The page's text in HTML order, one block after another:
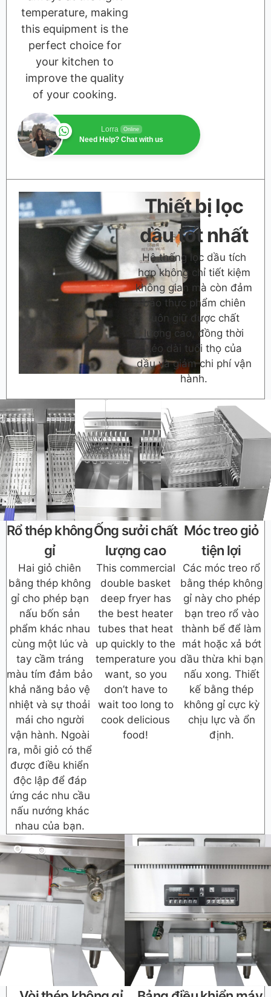
temperature, making
this equipment is the
perfect choice for
your kitchen to
improve the quality
of your cooking.
Lorra Online
Need Help? Chat with us
Thiết bị lọc
dầu tốt nhất
Hệ thống lọc dầu tích
hợp không chỉ tiết kiệm
không gian mà còn đảm
bảo thực phẩm chiên
luôn giữ được chất
lượng cao, đồng thời
kéo dài tuổi thọ của
dầu và giảm chi phí vận
hành.
Rổ thép không
gỉ
Hai giỏ chiên
bằng thép không
gỉ cho phép bạn
nấu bốn sản
phẩm khác nhau
cùng một lúc và
tay cầm tráng
màu tím đảm bảo
khả năng bảo vệ
nhiệt và sự thoải
mái cho người
vận hành. Ngoài
ra, mỗi giỏ có thể
được điều khiển
độc lập để đáp
ứng các nhu cầu
nấu nướng khác
nhau của bạn.
Ống sưởi chất
lượng cao
This commercial
double basket
deep fryer has
the best heater
tubes that heat
up quickly to the
temperature you
want, so you
don’t have to
wait too long to
cook delicious
food!
Móc treo giỏ
tiện lợi
Các móc treo rổ
bằng thép không
gỉ này cho phép
bạn treo rổ vào
thành bể để làm
mát hoặc xả bớt
dầu thừa khi bạn
nấu xong. Thiết
kế bằng thép
không gỉ cực kỳ
chịu lực và ổn
định.